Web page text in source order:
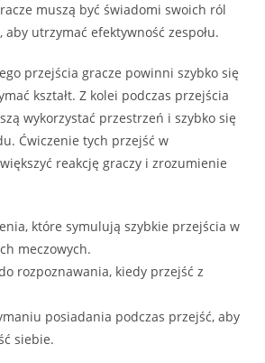
muszą być świadomi swoich ról
utrzymać efektywność zespołu.
przejścia gracze powinni szybko się
kształt. Z kolei podczas przejścia
wykorzystać przestrzeń i szybko się
Ćwiczenie tych przejść w
reakcję graczy i zrozumienie
które symulują szybkie przejścia w
meczowych.
rozpoznawania, kiedy przejść z
posiadania podczas przejść, aby
siebie.